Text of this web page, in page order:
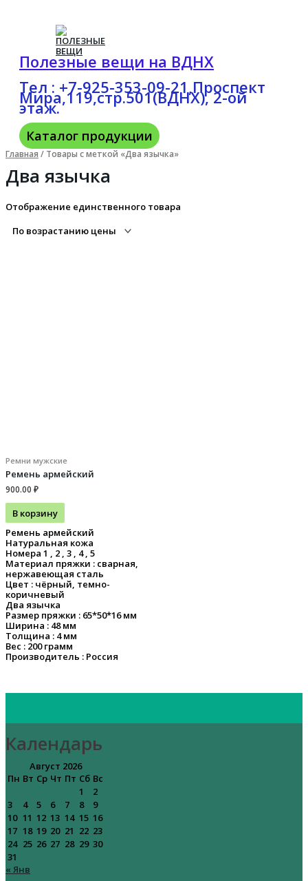
содержимому
Полезные вещи на ВДНХ
Тел : +7-925-353-09-21,Проспект
Мира,119,стр.501(ВДНХ), 2-ой
этаж.
Каталог продукции
Главная / Товары с меткой «Два язычка»
Два язычка
Отображение единственного товара
Ремни мужские
Ремень армейский
900.00 ₽
В корзину
Ремень армейский
Натуральная кожа
Номера 1 , 2 , 3 , 4 , 5
Материал пряжки : сварная,
нержавеющая сталь
Цвет : чёрный, темно-
коричневый
Два язычка
Размер пряжки : 65*50*16 мм
Ширина : 48 мм
Толщина : 4 мм
Вес : 200 грамм
Производитель : Россия
Календарь
Август 2026
Пн Вт Ср Чт Пт Сб Вс
1
2
3
4 5 6 7 8
9
10 11 12 13 14 15 16
17 18 19 20 21 22 23
24 25 26 27 28 29 30
31
« Янв